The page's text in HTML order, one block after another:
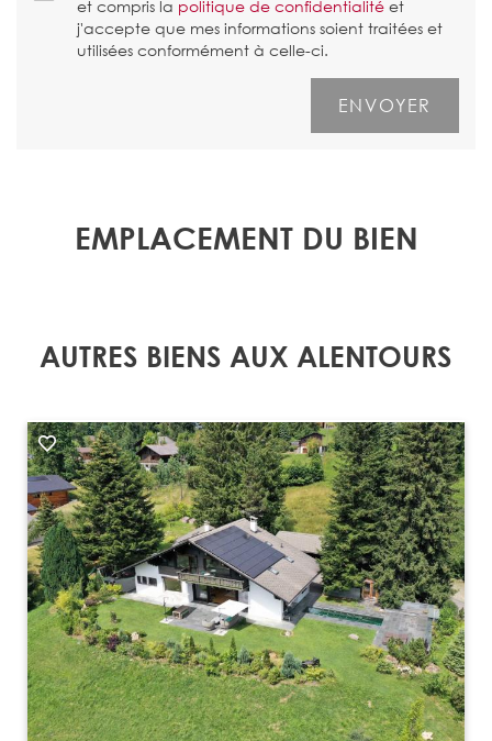
et compris la politique de confidentialité et
j'accepte que mes informations soient traitées et
utilisées conformément à celle-ci.
EMPLACEMENT DU BIEN
AUTRES BIENS AUX ALENTOURS